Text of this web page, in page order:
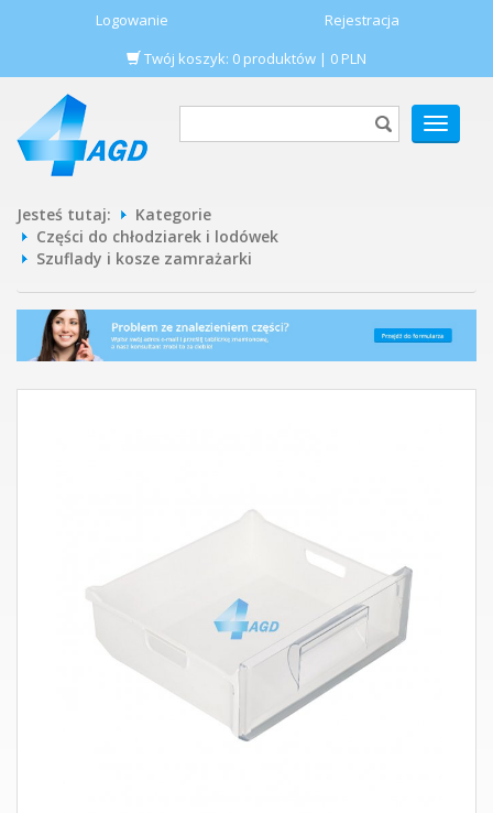
Logowanie
Rejestracja
Twój koszyk: 0 produktów | 0 PLN
POKAŻ
MENU
Jesteś tutaj:
Kategorie
Części do chłodziarek i lodówek
Szuflady i kosze zamrażarki